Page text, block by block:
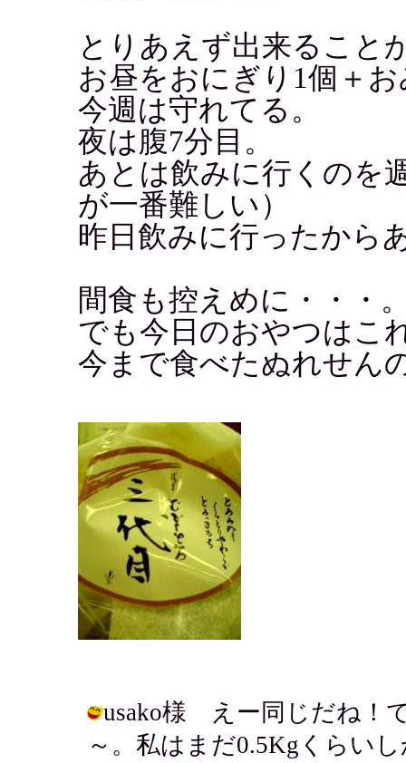
とりあえず出来ること
お昼をおにぎり1個＋
今週は守れてる。
夜は腹7分目。
あとは飲みに行くのを
が一番難しい）
昨日飲みに行ったから
間食も控えめに・・・
でも今日のおやつはこ
今まで食べたぬれせん
usako様 えー同じだね！
～。私はまだ0.5Kgくらい